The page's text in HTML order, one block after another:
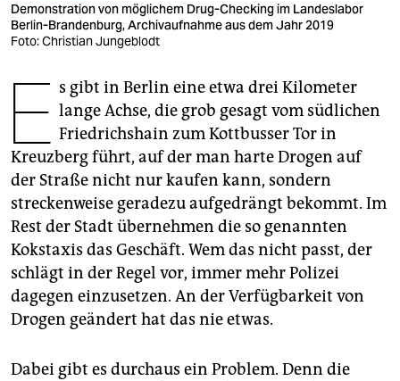
fragen & hilfe
unterstützen
genossenschaft
epaper login
Demonstration von möglichem Drug-Checking im Landeslabor
Berlin-Brandenburg, Archivaufnahme aus dem Jahr 2019
Foto: Christian Jungeblodt
E s gibt in Berlin eine etwa drei Kilometer
lange Achse, die grob gesagt vom südlichen
Friedrichshain zum Kottbusser Tor in
Kreuzberg führt, auf der man harte Drogen auf
der Straße nicht nur kaufen kann, sondern
streckenweise geradezu aufgedrängt bekommt. Im
Rest der Stadt übernehmen die so genannten
Kokstaxis das Geschäft. Wem das nicht passt, der
schlägt in der Regel vor, immer mehr Polizei
dagegen einzusetzen. An der Verfügbarkeit von
Drogen geändert hat das nie etwas.
Dabei gibt es durchaus ein Problem. Denn die